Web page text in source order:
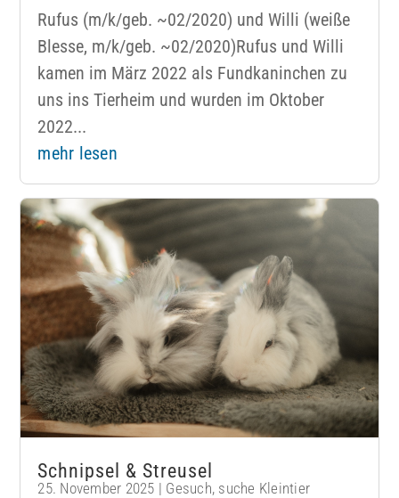
Rufus (m/k/geb. ~02/2020) und Willi (weiße
Blesse, m/k/geb. ~02/2020)Rufus und Willi
kamen im März 2022 als Fundkaninchen zu
uns ins Tierheim und wurden im Oktober
2022...
mehr lesen
Schnipsel & Streusel
25. November 2025 | Gesuch, suche Kleintier